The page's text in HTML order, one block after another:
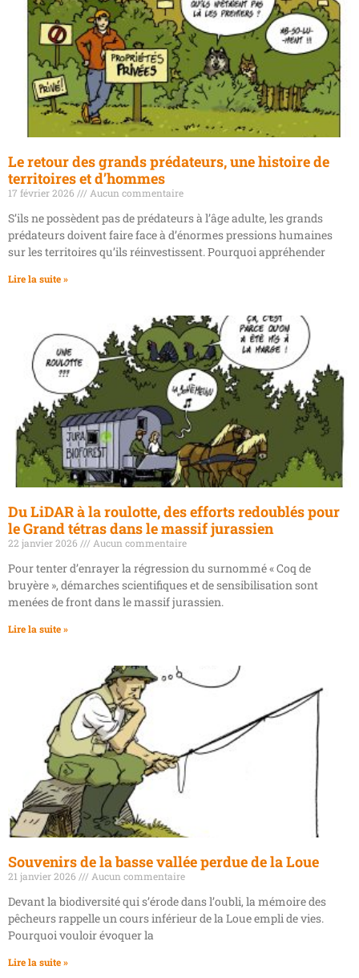
Le retour des grands prédateurs, une histoire de
territoires et d’hommes
17 février 2026 Aucun commentaire
S’ils ne possèdent pas de prédateurs à l’âge adulte, les grands
prédateurs doivent faire face à d’énormes pressions humaines
sur les territoires qu’ils réinvestissent. Pourquoi appréhender
Lire la suite »
Du LiDAR à la roulotte, des efforts redoublés pour
le Grand tétras dans le massif jurassien
22 janvier 2026 Aucun commentaire
Pour tenter d’enrayer la régression du surnommé « Coq de
bruyère », démarches scientifiques et de sensibilisation sont
menées de front dans le massif jurassien.
Lire la suite »
Souvenirs de la basse vallée perdue de la Loue
21 janvier 2026 Aucun commentaire
Devant la biodiversité qui s’érode dans l’oubli, la mémoire des
pêcheurs rappelle un cours inférieur de la Loue empli de vies.
Pourquoi vouloir évoquer la
Lire la suite »